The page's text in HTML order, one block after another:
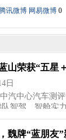
腾讯微博 网易微博 0
山荣获“五星
日
汽中心汽车测
智驾、智舱实
魏牌“蓝朋友